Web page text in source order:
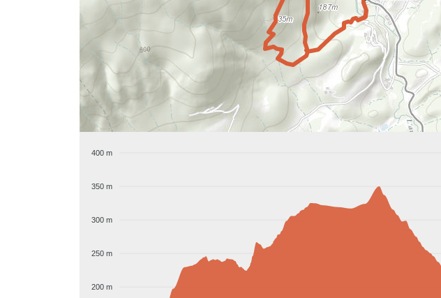
400 m
350 m
300 m
250 m
200 m